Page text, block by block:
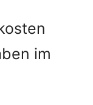
im